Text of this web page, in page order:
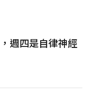
週四是自律神經